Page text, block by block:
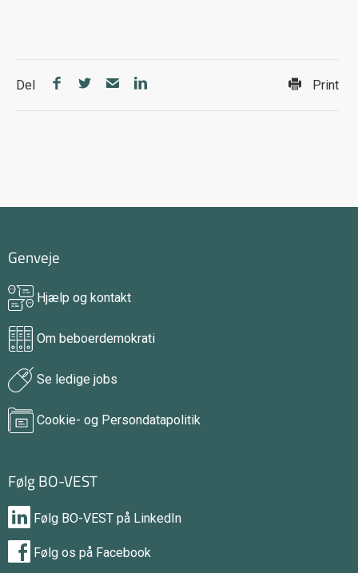
Del Print
Genveje
Hjælp og kontakt
Om beboerdemokrati
Se ledige jobs
Cookie- og Persondatapolitik
Følg BO-VEST
Følg BO-VEST på LinkedIn
Følg os på Facebook